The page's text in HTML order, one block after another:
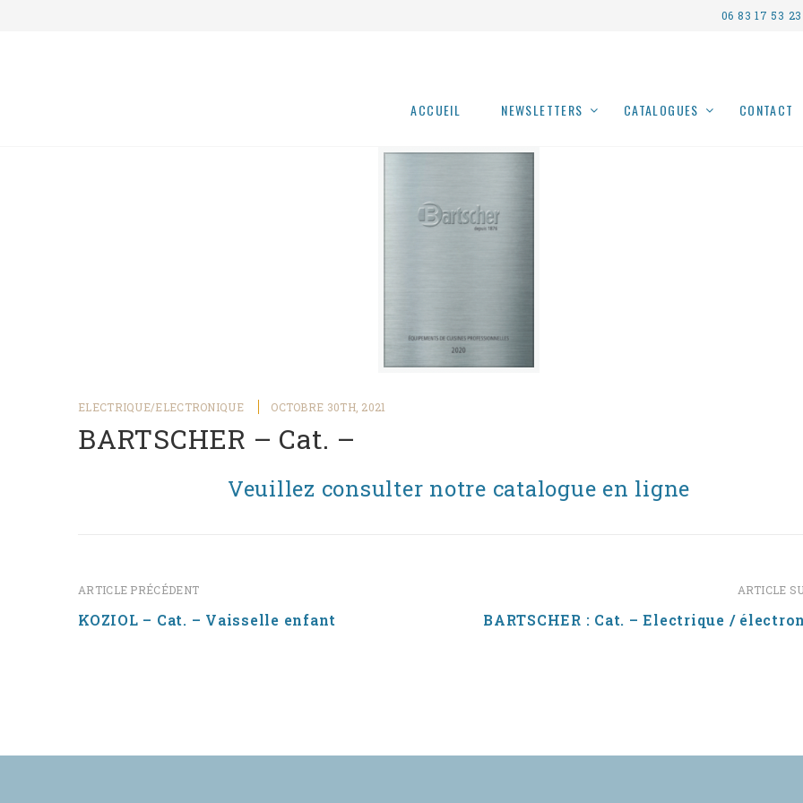
06 83 17 53
ACCUEIL NEWSLETTERS CATALOGUES CONTACT
ELECTRIQUE/ELECTRONIQUE OCTOBRE 30TH, 2021
BARTSCHER – Cat. –
Veuillez consulter notre catalogue en ligne
ARTICLE PRÉCÉDENT
KOZIOL – Cat. – Vaisselle enfant
ARTICLE
BARTSCHER : Cat. – Electrique /